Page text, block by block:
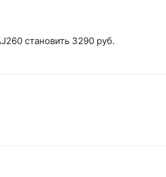
становить 3290 руб.